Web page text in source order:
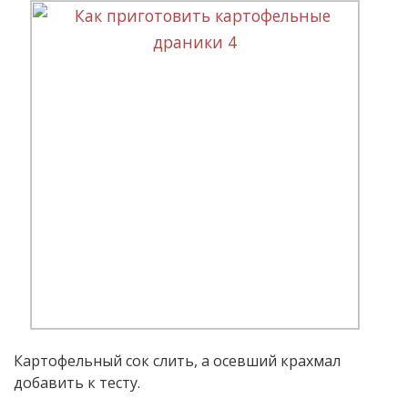
Картофельный сок слить, а осевший крахмал
добавить к тесту.